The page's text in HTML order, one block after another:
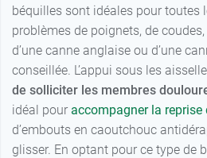
béquilles sont idéales pour toutes
problèmes de poignets, de
d’une canne anglaise ou d’une
conseillée. L’appui sous les
de solliciter les membres
idéal pour accompagner la
d’embouts en caoutchouc
glisser. En optant pour ce type de